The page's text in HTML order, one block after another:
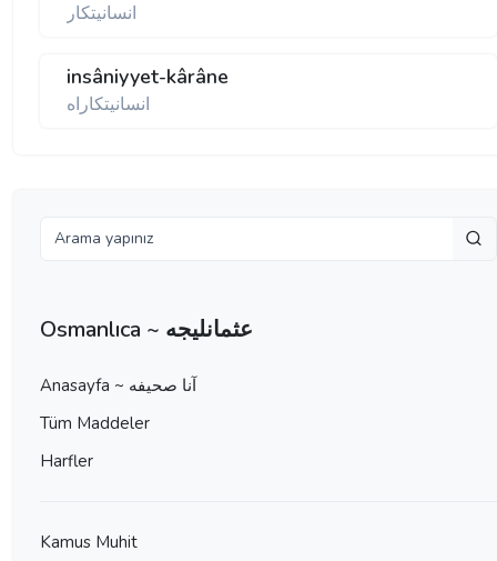
انسانيتكار
insâniyyet-kârâne
انسانيتكاراه
Osmanlıca ~ عثمانليجه
Anasayfa ~ آنا صحيفه
Tüm Maddeler
Harfler
Kamus Muhit